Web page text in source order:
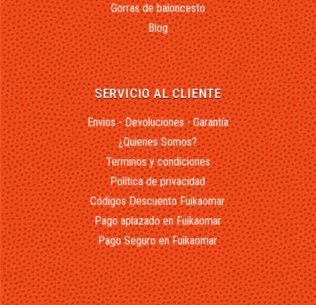
Gorras de baloncesto
Blog
SERVICIO AL CLIENTE
Envios - Devoluciones - Garantía
¿Quienes Somos?
Terminos y condiciones
Política de privacidad
Códigos Descuento Fuikaomar
Pago aplazado en Fuikaomar
Pago Seguro en Fuikaomar